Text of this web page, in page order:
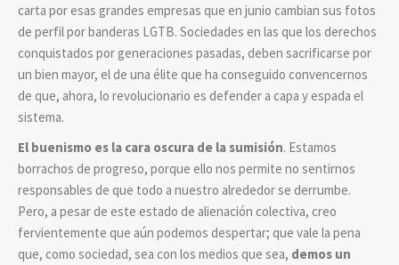
carta por esas grandes empresas que en junio cambian sus fotos
de perfil por banderas LGTB. Sociedades en las que los derechos
conquistados por generaciones pasadas, deben sacrificarse por
un bien mayor, el de una élite que ha conseguido convencernos
de que, ahora, lo revolucionario es defender a capa y espada el
sistema.
El buenismo es la cara oscura de la sumisión. Estamos
borrachos de progreso, porque ello nos permite no sentirnos
responsables de que todo a nuestro alrededor se derrumbe.
Pero, a pesar de este estado de alienación colectiva, creo
fervientemente que aún podemos despertar; que vale la pena
que, como sociedad, sea con los medios que sea, demos un